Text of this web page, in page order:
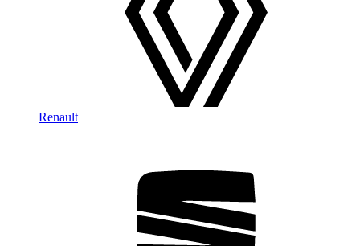
Renault